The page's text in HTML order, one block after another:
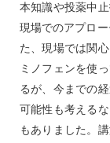
本知識や投薬中
現場でのアプロ
た、現場では関
ミノフェンを使
るが、今までの
可能性も考える
もありました。